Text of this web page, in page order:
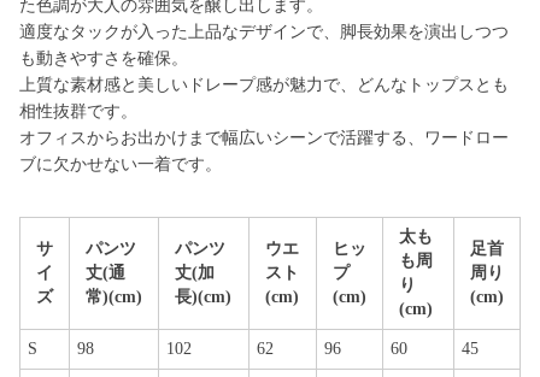
た色調が大人の雰囲気を醸し出します。
適度なタックが入った上品なデザインで、脚長効果を演出しつつ
も動きやすさを確保。
上質な素材感と美しいドレープ感が魅力で、どんなトップスとも
相性抜群です。
オフィスからお出かけまで幅広いシーンで活躍する、ワードロー
ブに欠かせない一着です。
サ
イ
ズ
パンツ
丈(通
常)(cm)
パンツ
丈(加
長)(cm)
ウエ
スト
(cm)
ヒッ
プ
(cm)
太も
も周
り
(cm)
足首
周り
(cm)
S 98 102 62 96 60 45